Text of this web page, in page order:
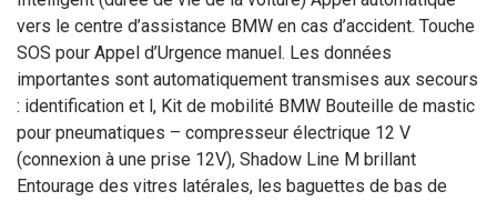
vers le centre d’assistance BMW en cas d’accident. Touche
SOS pour Appel d’Urgence manuel. Les données
importantes sont automatiquement transmises aux secours
: identification et l, Kit de mobilité BMW Bouteille de mastic
pour pneumatiques – compresseur électrique 12 V
(connexion à une prise 12V), Shadow Line M brillant
Entourage des vitres latérales, les baguettes de bas de